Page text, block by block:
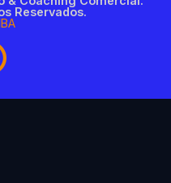
Reservados.